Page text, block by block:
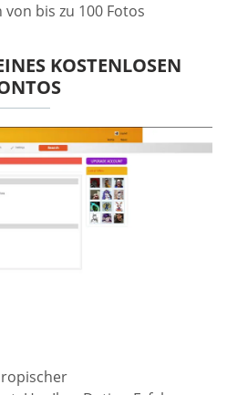
bis zu 100 Fotos
KOSTENLOSEN